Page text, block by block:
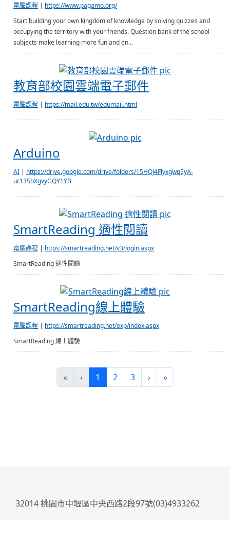
電腦課程 | https://www.pagamo.org/
Start building your own kingdom of knowledge by solving quizzes and
occupying the territory with your friends. Question bank of the school
subjects make learning more fun and en...
教育部校園雲端電子郵件
電腦課程 | https://mail.edu.tw/edumail.html
Arduino
Arduino
AI | https://drive.google.com/drive/folders/15HQJ4Flyxgwq5yA-
ur13ShXgvyGQY1YB
SmartReading 適性閱讀
電腦課程 | https://smartreading.net/v3/login.aspx
SmartReading 適性閱讀
SmartReading線上體驗
電腦課程
https://smartreading.net/exp/index.aspx
SmartReading 線上體驗
« ‹ 1 (current)
2 3 › »
32014 桃園市中壢區中央西路2段97號(03)4933262